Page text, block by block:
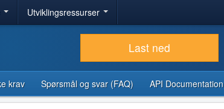
Utviklingsressurser
Last ned
krav Spørsmål og svar (FAQ) API Documentation